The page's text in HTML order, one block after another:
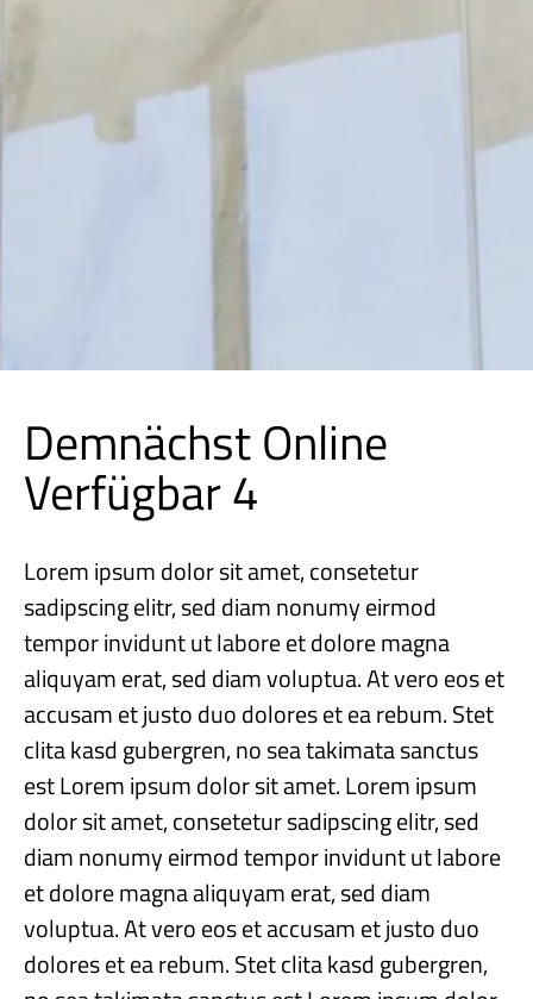
Demnächst Online
Verfügbar 4
Lorem ipsum dolor sit amet, consetetur
sadipscing elitr, sed diam nonumy eirmod
tempor invidunt ut labore et dolore magna
aliquyam erat, sed diam voluptua. At vero eos et
accusam et justo duo dolores et ea rebum. Stet
clita kasd gubergren, no sea takimata sanctus
est Lorem ipsum dolor sit amet. Lorem ipsum
dolor sit amet, consetetur sadipscing elitr, sed
diam nonumy eirmod tempor invidunt ut labore
et dolore magna aliquyam erat, sed diam
voluptua. At vero eos et accusam et justo duo
dolores et ea rebum. Stet clita kasd gubergren,